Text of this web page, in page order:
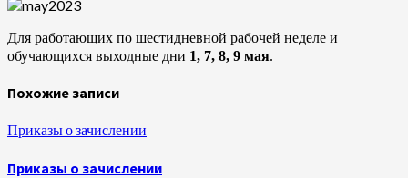
Для работающих по шестидневной рабочей неделе и
обучающихся выходные дни 1, 7, 8, 9 мая.
Похожие записи
Приказы о зачислении
Приказы о зачислении